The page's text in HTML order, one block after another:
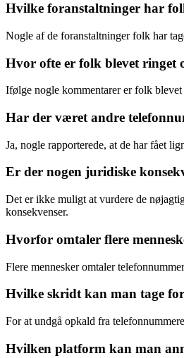
Hvilke foranstaltninger har
Nogle af de foranstaltninger folk har
Hvor ofte er folk blevet ringet
Ifølge nogle kommentarer er folk
Har der været andre
Ja, nogle rapporterede, at de har fået
Er der nogen juridiske
Det er ikke muligt at vurdere de
konsekvenser.
Hvorfor omtaler flere
Flere mennesker omtaler
Hvilke skridt kan man tage
For at undgå opkald fra
Hvilken platform kan man